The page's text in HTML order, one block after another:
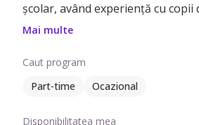
școlar, având experiență
Mai multe
Caut program
Part-time
Ocazional
Disponibilitatea mea